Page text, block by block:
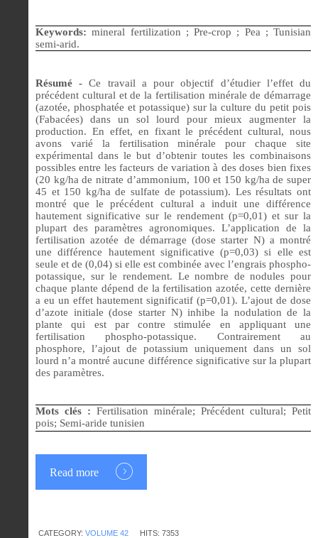
Keywords:mineral fertilization ; Pre-crop ; Pea ; Tunisian
semi-arid.
Résumé -Ce travail a pour objectif d’étudier l’effet du
précédent cultural et de la fertilisation minérale de démarrage
(azotée, phosphatée et potassique) sur la culture du petit pois
(Fabacées) dans un sol lourd pour mieux augmenter la
production. En effet, en fixant le précédent cultural, nous
avons varié la fertilisation minérale pour chaque site
expérimental dans le but d’obtenir toutes les combinaisons
possibles entre les facteurs de variation à des doses bien fixes
(20 kg/ha de nitrate d’ammonium, 100 et 150 kg/ha de super
45 et 150 kg/ha de sulfate de potassium). Les résultats ont
montré que le précédent cultural a induit une différence
hautement significative sur le rendement (p=0,01) et sur la
plupart des paramètres agronomiques. L’application de la
fertilisation azotée de démarrage (dose starter N) a montré
une différence hautement significative (p=0,03) si elle est
seule et de (0,04) si elle est combinée avec l’engrais phospho-
potassique, sur le rendement. Le nombre de nodules pour
chaque plante dépend de la fertilisation azotée, cette dernière
a eu un effet hautement significatif (p=0,01). L’ajout de dose
d’azote initiale (dose starter N) inhibe la nodulation de la
plante qui est par contre stimulée en appliquant une
fertilisation phospho-potassique. Contrairement au
phosphore, l’ajout de potassium uniquement dans un sol
lourd n’a montré aucune différence significative sur la plupart
des paramètres.
Mots clés : Fertilisation minérale; Précédent cultural; Petit
pois; Semi-aride tunisien
Read more
CATEGORY: VOLUME 42 HITS: 7353